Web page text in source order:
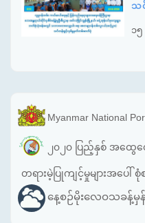
သ
၁
Myanmar National
၂၀၂၀ ပြည့်နှစ် အထွေ
တရားမဲ့ပြုကျင့်မှုများအပေါ် စုံ
နေ့စဉ်မိုးလေဝသခန့်မှ